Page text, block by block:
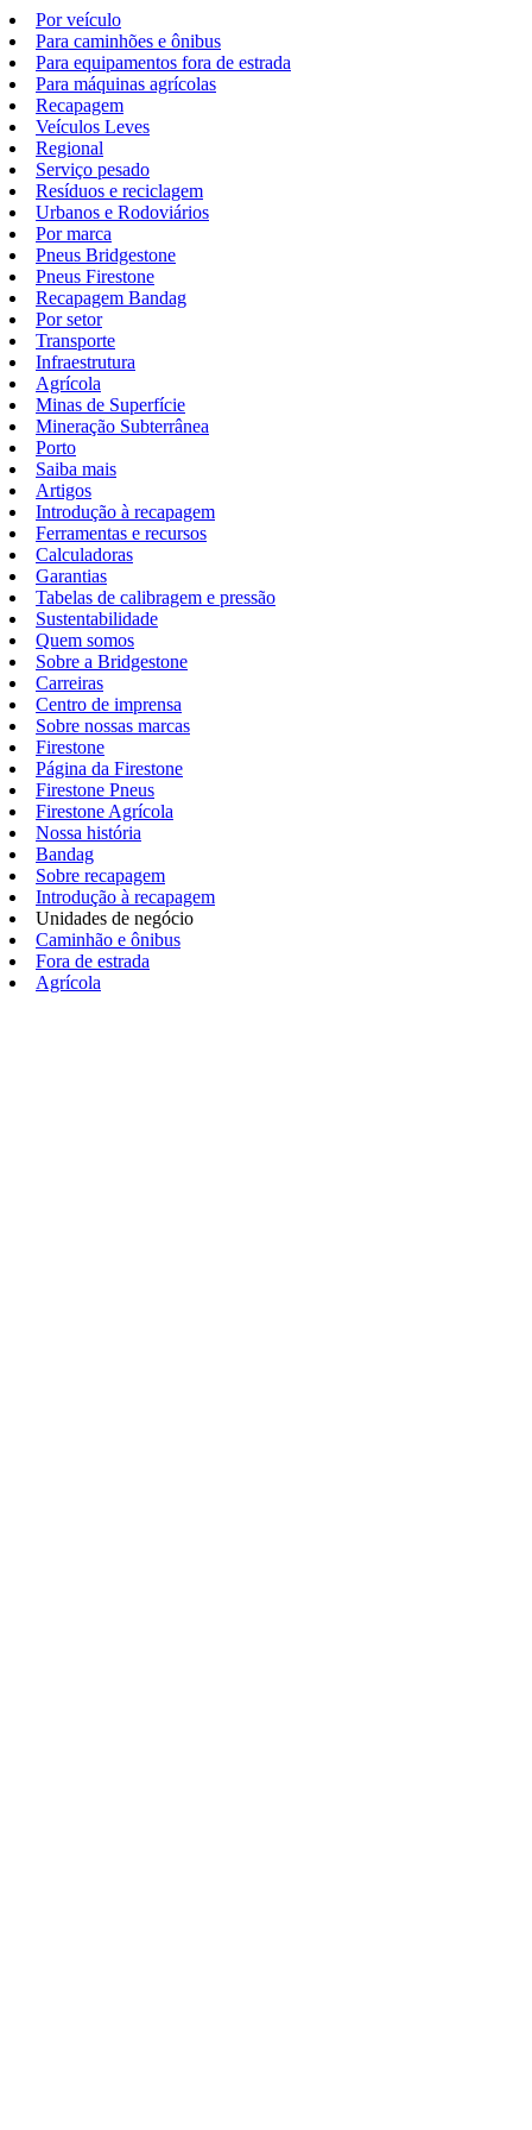
Por veículo
Para caminhões e ônibus
Para equipamentos fora de estrada
Para máquinas agrícolas
Recapagem
Veículos Leves
Regional
Serviço pesado
Resíduos e reciclagem
Urbanos e Rodoviários
Por marca
Pneus Bridgestone
Pneus Firestone
Recapagem Bandag
Por setor
Transporte
Infraestrutura
Agrícola
Minas de Superfície
Mineração Subterrânea
Porto
Saiba mais
Artigos
Introdução à recapagem
Ferramentas e recursos
Calculadoras
Garantias
Tabelas de calibragem e pressão
Sustentabilidade
Quem somos
Sobre a Bridgestone
Carreiras
Centro de imprensa
Sobre nossas marcas
Firestone
Página da Firestone
Firestone Pneus
Firestone Agrícola
Nossa história
Bandag
Sobre recapagem
Introdução à recapagem
Unidades de negócio
Caminhão e ônibus
Fora de estrada
Agrícola